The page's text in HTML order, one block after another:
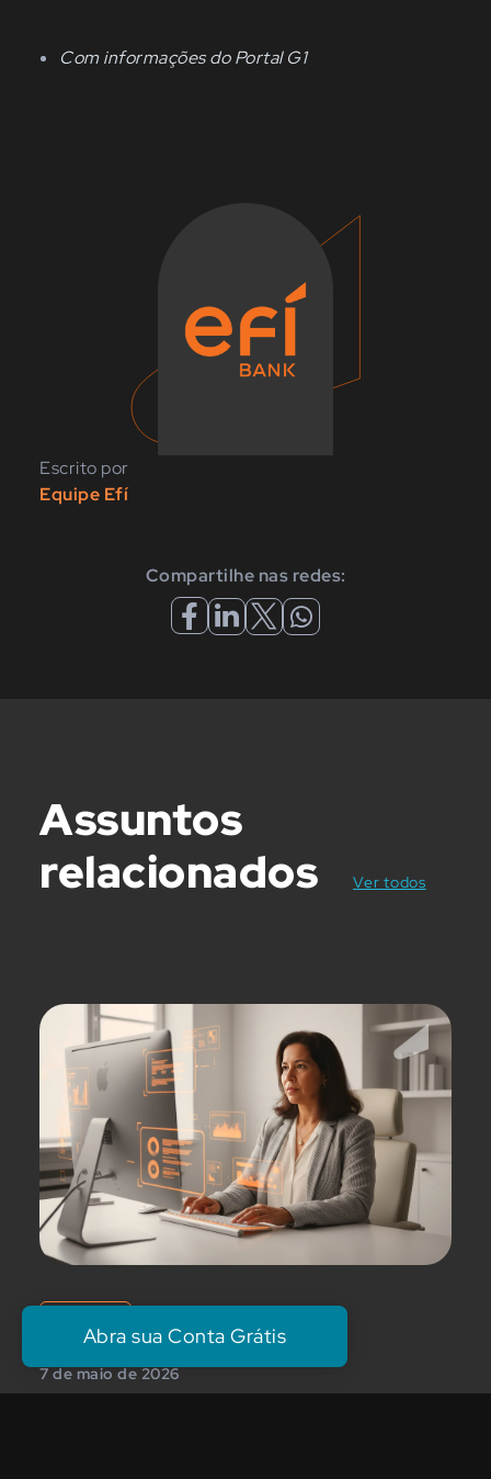
Com informações do Portal G1
Escrito por
Equipe Efí
Compartilhe nas redes:
Assuntos
relacionados
Ver todosposts
Finanças
7 de maio de 2026
Abra sua Conta Grátis